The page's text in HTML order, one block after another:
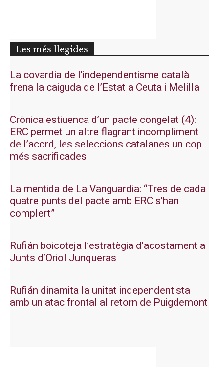
Les més llegides
La covardia de l’independentisme català
frena la caiguda de l’Estat a Ceuta i Melilla
Crònica estiuenca d’un pacte congelat (4):
ERC permet un altre flagrant incompliment
de l’acord, les seleccions catalanes un cop
més sacrificades
La mentida de La Vanguardia: “Tres de cada
quatre punts del pacte amb ERC s’han
complert”
Rufián boicoteja l’estratègia d’acostament a
Junts d’Oriol Junqueras
Rufián dinamita la unitat independentista
amb un atac frontal al retorn de Puigdemont